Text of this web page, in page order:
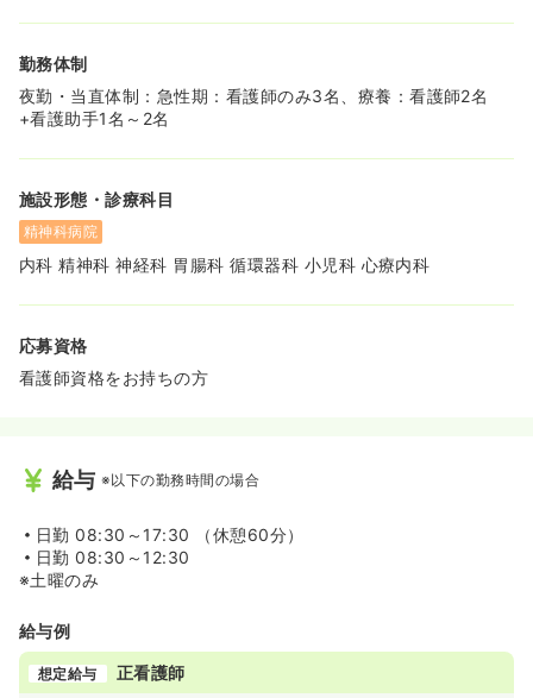
勤務体制
夜勤・当直体制：急性期：看護師のみ3名、療養：看護師2名
+看護助手1名～2名
施設形態・診療科目
精神科病院
内科 精神科 神経科 胃腸科 循環器科 小児科 心療内科
応募資格
看護師資格をお持ちの方
給与 ※以下の勤務時間の場合
日勤 08:30～17:30 （休憩60分）
日勤 08:30～12:30
※土曜のみ
給与例
想定給与 正看護師